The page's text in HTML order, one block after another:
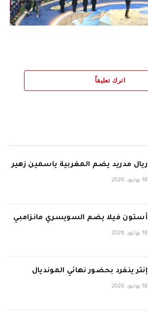
اترك تعليقاً
ريال مدريد يضم المغربية ياسمين زهير
18 يوليو، 2026
أستون فيلا يضم السويسري مانزامبي
18 يوليو، 2026
إنتر ينفرد بحضور نهائي المونديال
18 يوليو، 2026